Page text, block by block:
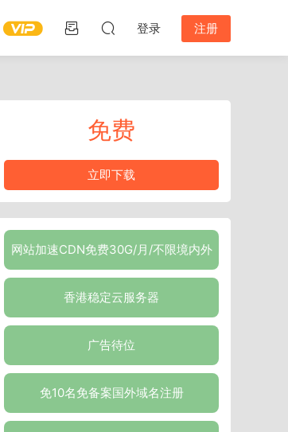
登录 注册
免费
立即下载
网站加速CDN免费30G/月/不限境内外
香港稳定云服务器
广告待位
免10名免备案国外域名注册